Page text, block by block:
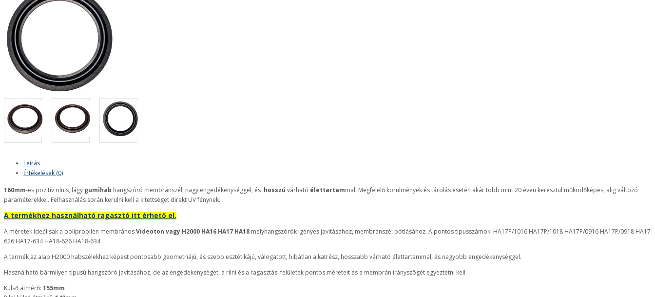
Leírás
Értékelések (0)
160mm-es pozitív rilnis, lágy gumihab hangszóró membránszél, nagy engedékenységgel, és hosszú várható élettartammal. Megfelelő körülmények és tárolás esetén akár több mint 20 éven keresztül működőképes, alig változó
paraméterekkel. Felhasználás során kerülni kell a kitettséget direkt UV fénynek.
A termékhez használható ragasztó itt érhető el.
A méretek ideálisak a polipropilén membránosVideoton vagy H2000 HA16 HA17 HA18 mélyhangszórók igényes javításához, membránszél pótlásához. A pontos típusszámok: HA17P/1016 HA17P/1018 HA17P/0916 HA17P/0918 HA17-
626 HA17-634 HA18-626 HA18-634
A termék az alap H2000 habszélekhez képest pontosabb geometriájú, és szebb esztétikájú, válogatott, hibátlan alkatrész, hosszabb várható élettartammal, és nagyobb engedékenységgel.
Használható bármilyen típusú hangszóró javításához, de az engedékenységet, a rilni és a ragasztási felületek pontos méreteit és a membrán irányszögét egyeztetni kell.
Külső átmérő: 155mm